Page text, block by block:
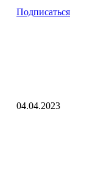
Подписаться
04.04.2023